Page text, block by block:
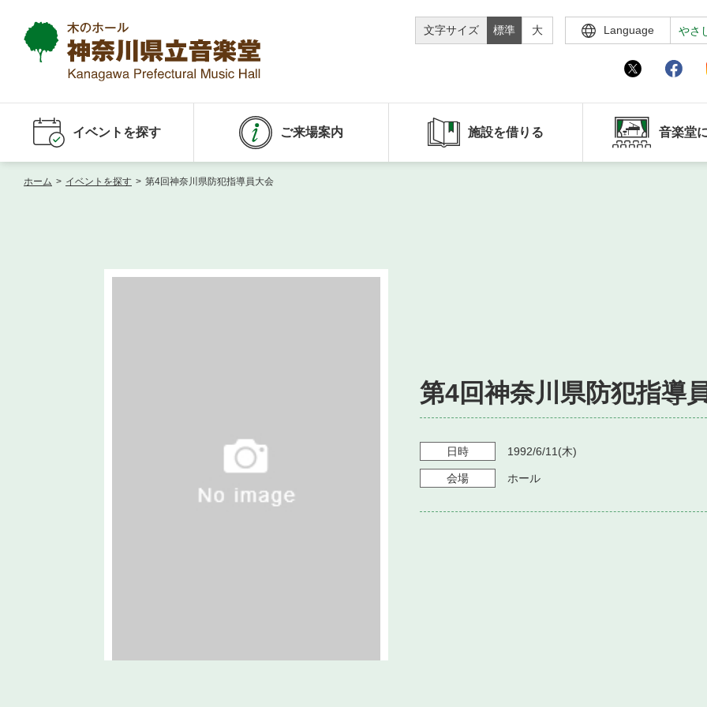
文字サイズ 標準 大 Language やさ
イベントを探す ご来場案内 施設を借りる 音楽堂
ホーム > イベントを探す > 第4回神奈川県防犯指導員大会
第4回神奈川県防犯指導
日時 1992/6/11 (木)
会場 ホール